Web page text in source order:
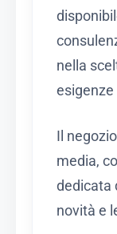
nella
esigenze
Il
media,
dedicata
novità e